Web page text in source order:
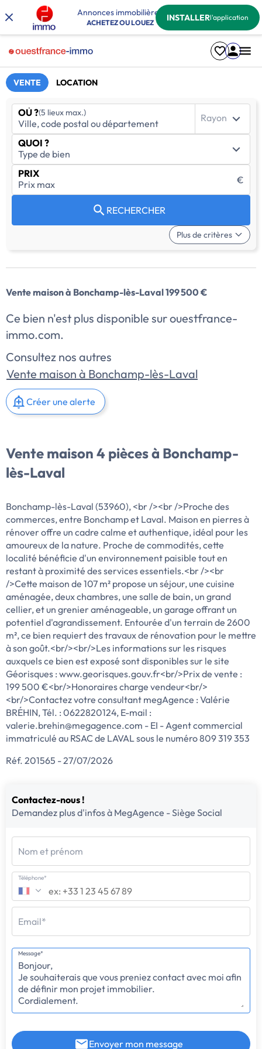
Annonces immobilières
ACHETEZ OU LOUEZ INSTALLERl'application
VENTE LOCATION
OÙ ?(5 lieux max.) Rayon
QUOI ?
PRIX
€
RECHERCHER
Plus de critères
Vente maison à Bonchamp-lès-Laval 199 500 €
Ce bien n'est plus disponible sur ouestfrance-
immo.com.
Consultez nos autres
Vente maison à Bonchamp-lès-Laval
Créer une alerte
Vente maison 4 pièces à Bonchamp-
lès-Laval
Bonchamp-lès-Laval (53960), <br /><br />Proche des
commerces, entre Bonchamp et Laval. Maison en pierres à
rénover offre un cadre calme et authentique, idéal pour les
amoureux de la nature. Proche de commodités, cette
localité bénéficie d'un environnement paisible tout en
restant à proximité des services essentiels.<br /><br
/>Cette maison de 107 m² propose un séjour, une cuisine
aménagée, deux chambres, une salle de bain, un grand
cellier, et un grenier aménageable, un garage offrant un
potentiel d'agrandissement. Entourée d'un terrain de 2600
m², ce bien requiert des travaux de rénovation pour le mettre
à son goût.<br/><br/>Les informations sur les risques
auxquels ce bien est exposé sont disponibles sur le site
Géorisques : www.georisques.gouv.fr<br/>Prix de vente :
199 500 €<br/>Honoraires charge vendeur<br/>
<br/>Contactez votre consultant megAgence : Valérie
BRÉHIN, Tél. : 0622820124, E-mail :
valerie.brehin@megagence.com - EI - Agent commercial
immatriculé au RSAC de LAVAL sous le numéro 809 319 353
Réf. 201565 - 27/07/2026
Contactez-nous !
Demandez plus d'infos à MegAgence - Siège Social
Nom et prénom
Téléphone*
Email*
Message*
Envoyer mon message